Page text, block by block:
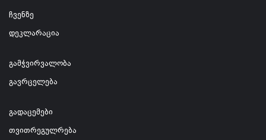
ჩვენზე
დეკლარაცია
გამჭვირვალობა
გავრცელება
გადაცემები
თვითრეგულრება